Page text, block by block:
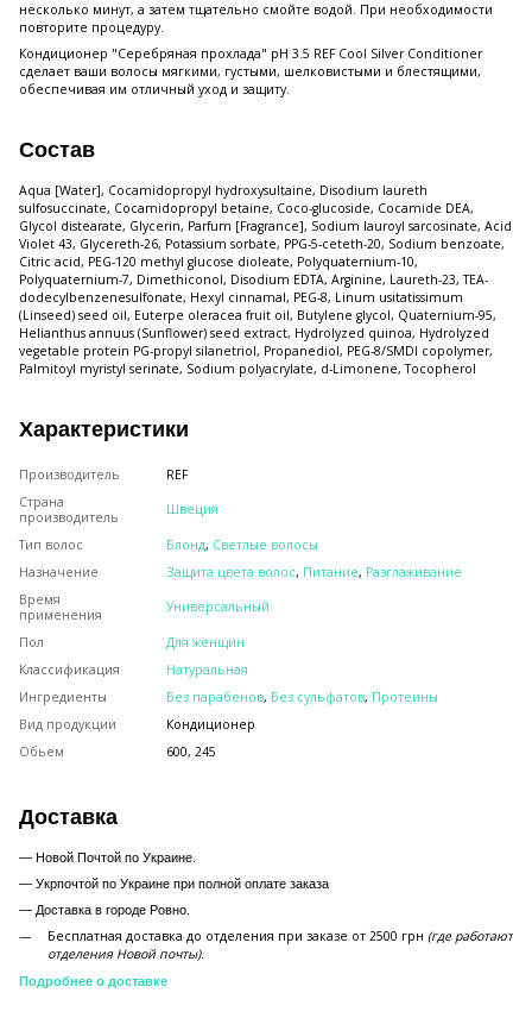
несколько минут, а затем тщательно смойте водой. При необходимости
повторите процедуру.
Кондиционер "Серебряная прохлада" pH 3.5 REF Cool Silver Conditioner
сделает ваши волосы мягкими, густыми, шелковистыми и блестящими,
обеспечивая им отличный уход и защиту.
Состав
Aqua [Water], Cocamidopropyl hydroxysultaine, Disodium laureth
sulfosuccinate, Cocamidopropyl betaine, Coco-glucoside, Cocamide DEA,
Glycol distearate, Glycerin, Parfum [Fragrance], Sodium lauroyl sarcosinate, Acid
Violet 43, Glycereth-26, Potassium sorbate, PPG-5-ceteth-20, Sodium benzoate,
Citric acid, PEG-120 methyl glucose dioleate, Polyquaternium-10,
Polyquaternium-7, Dimethiconol, Disodium EDTA, Arginine, Laureth-23, TEA-
dodecylbenzenesulfonate, Hexyl cinnamal, PEG-8, Linum usitatissimum
(Linseed) seed oil, Euterpe oleracea fruit oil, Butylene glycol, Quaternium-95,
Helianthus annuus (Sunflower) seed extract, Hydrolyzed quinoa, Hydrolyzed
vegetable protein PG-propyl silanetriol, Propanediol, PEG-8/SMDI copolymer,
Palmitoyl myristyl serinate, Sodium polyacrylate, d-Limonene, Tocopherol
Характеристики
Производитель
REF
Страна
производитель
Швеция
Тип волос Блонд, Светлые волосы
Назначение
Защита цвета волос, Питание, Разглаживание
Время
применения
Универсальный
Пол
Для женщин
Классификация
Натуральная
Ингредиенты
Без парабенов, Без сульфатов, Протеины
Вид продукции
Кондиционер
Обьем
600, 245
Доставка
— Новой Почтой по Украине.
— Укрпочтой по Украине при полной оплате заказа
— Доставка в городе Ровно.
Бесплатная доставка до отделения при заказе от 2500 грн (где работают
отделения Новой почты).
Подробнее о доставке